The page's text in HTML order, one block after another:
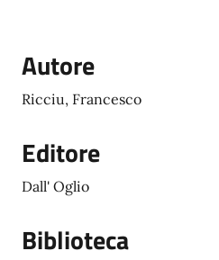
Autore
Ricciu, Francesco
Editore
Dall' Oglio
Biblioteca